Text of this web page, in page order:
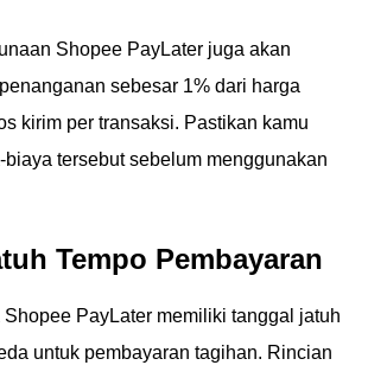
Shopee PayLater juga akan
sebesar 1% dari harga
kirim per transaksi. Pastikan kamu
tersebut sebelum menggunakan
Tempo Pembayaran
PayLater memiliki tanggal jatuh
untuk pembayaran tagihan. Rincian